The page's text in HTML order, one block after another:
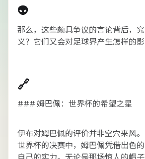
👽
那么，这些颇具争议的言论背后，
义？它们又会对足球界产生怎样的影
🔗
### 姆巴佩：世界杯的希望之星
伊布对姆巴佩的评价并非空穴来风
世界杯的决赛中，姆巴佩凭借出色
自己的实力。无论是那场惊人的帽